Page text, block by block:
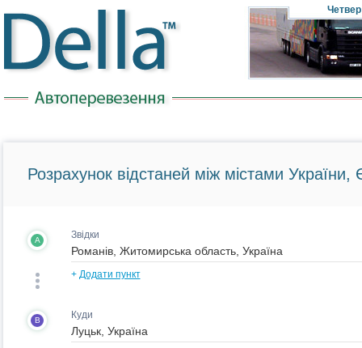
Четвер
Розрахунок відстаней між містами України,
A Звідки
+ Додати пункт
B Куди